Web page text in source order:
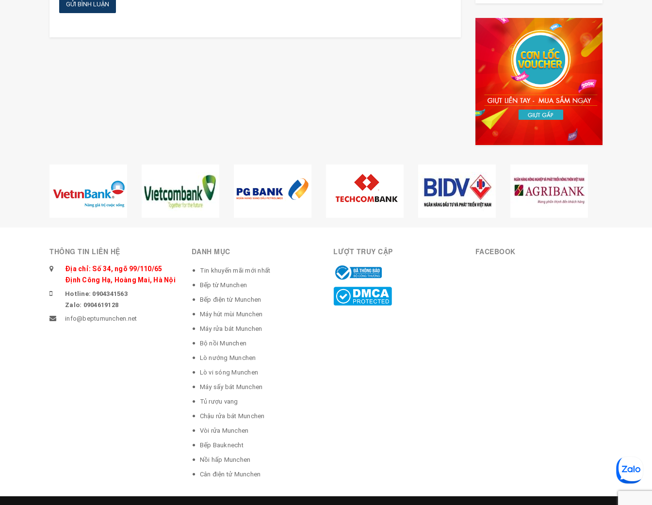
GỬI BÌNH LUẬN
THÔNG TIN LIÊN HỆ
Địa chỉ: Số 34, ngõ 99/110/65
Định Công Hạ, Hoàng Mai, Hà Nội
Hotline: 0904341563
Zalo: 0904619128
info@beptumunchen.net
DANH MỤC
Tin khuyến mãi mới nhất
Bếp từ Munchen
Bếp điện từ Munchen
Máy hút mùi Munchen
Máy rửa bát Munchen
Bộ nồi Munchen
Lò nướng Munchen
Lò vi sóng Munchen
Máy sấy bát Munchen
Tủ rượu vang
Chậu rửa bát Munchen
Vòi rửa Munchen
Bếp Bauknecht
Nồi hấp Munchen
Cân điện tử Munchen
LƯỢT TRUY CẬP FACEBOOK